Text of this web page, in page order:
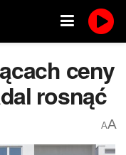
ceny
rosnąć
AA